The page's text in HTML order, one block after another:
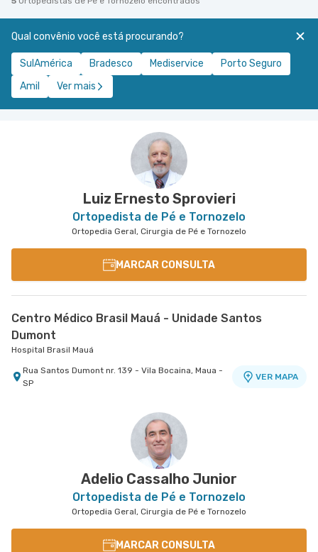
Qual convênio você está procurando?
SulAmérica Bradesco Mediservice
Porto Seguro
Amil
Ver mais
Luiz Ernesto Sprovieri
Ortopedista de Pé e Tornozelo
Ortopedia Geral, Cirurgia de Pé e Tornozelo
MARCAR CONSULTA
Centro Médico Brasil Mauá - Unidade Santos
Dumont
Hospital Brasil Mauá
Rua Santos Dumont nr. 139 - Vila Bocaina, Maua -
SP
VER MAPA
Adelio Cassalho Junior
Ortopedista de Pé e Tornozelo
Ortopedia Geral, Cirurgia de Pé e Tornozelo
MARCAR CONSULTA